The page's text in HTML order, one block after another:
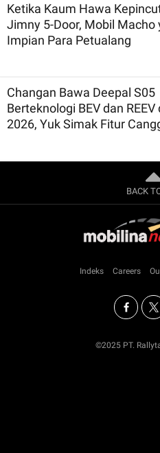
Ketika Kaum Hawa
Jimny 5-Door, Mobil Macho
Impian Para Petualang
Changan Bawa Deepal S05
Berteknologi BEV dan REEV
2026, Yuk Simak Fitur
BACK
Indeks Careers
©2025 PT.